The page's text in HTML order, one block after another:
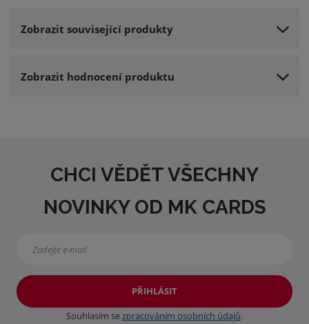
Zobrazit související produkty
Zobrazit hodnocení produktu
CHCI VĚDĚT VŠECHNY
NOVINKY OD MK CARDS
PŘIHLÁSIT
Souhlasím sezpracováním osobních údajů.